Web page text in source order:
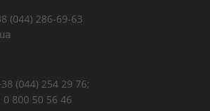
(044) 286-69-63
(044) 254 29 76;
56 46